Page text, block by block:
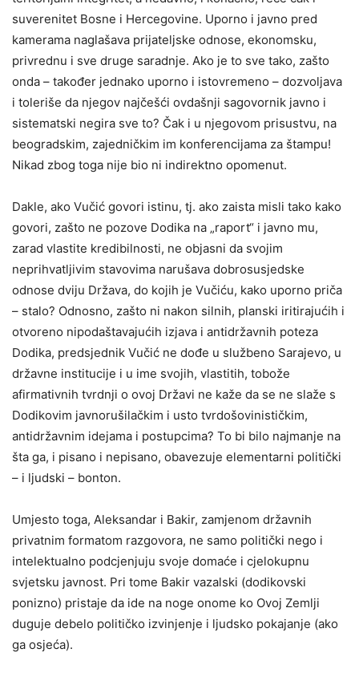
suverenitet Bosne i Hercegovine. Uporno i javno pred
kamerama naglašava prijateljske odnose, ekonomsku,
privrednu i sve druge saradnje. Ako je to sve tako, zašto
onda – također jednako uporno i istovremeno – dozvoljava
i toleriše da njegov najčešći ovdašnji sagovornik javno i
sistematski negira sve to? Čak i u njegovom prisustvu, na
beogradskim, zajedničkim im konferencijama za štampu!
Nikad zbog toga nije bio ni indirektno opomenut.
Dakle, ako Vučić govori istinu, tj. ako zaista misli tako kako
govori, zašto ne pozove Dodika na „raport“ i javno mu,
zarad vlastite kredibilnosti, ne objasni da svojim
neprihvatljivim stavovima narušava dobrosusjedske
odnose dviju Država, do kojih je Vučiću, kako uporno priča
– stalo? Odnosno, zašto ni nakon silnih, planski iritirajućih i
otvoreno nipodaštavajućih izjava i antidržavnih poteza
Dodika, predsjednik Vučić ne dođe u službeno Sarajevo, u
državne institucije i u ime svojih, vlastitih, tobože
afirmativnih tvrdnji o ovoj Državi ne kaže da se ne slaže s
Dodikovim javnorušilačkim i usto tvrdošovinističkim,
antidržavnim idejama i postupcima? To bi bilo najmanje na
šta ga, i pisano i nepisano, obavezuje elementarni politički
– i ljudski – bonton.
Umjesto toga, Aleksandar i Bakir, zamjenom državnih
privatnim formatom razgovora, ne samo politički nego i
intelektualno podcjenjuju svoje domaće i cjelokupnu
svjetsku javnost. Pri tome Bakir vazalski (dodikovski
ponizno) pristaje da ide na noge onome ko Ovoj Zemlji
duguje debelo političko izvinjenje i ljudsko pokajanje (ako
ga osjeća).